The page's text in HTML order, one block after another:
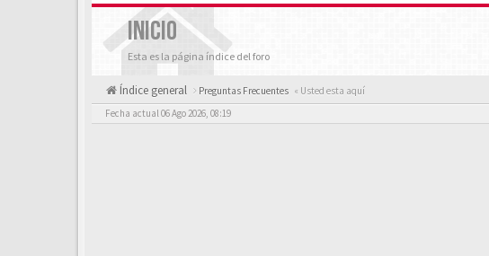
INICIO
Esta es la página índice del foro
Índice general Preguntas Frecuentes « Usted esta aquí
Fecha actual 06 Ago 2026, 08:19